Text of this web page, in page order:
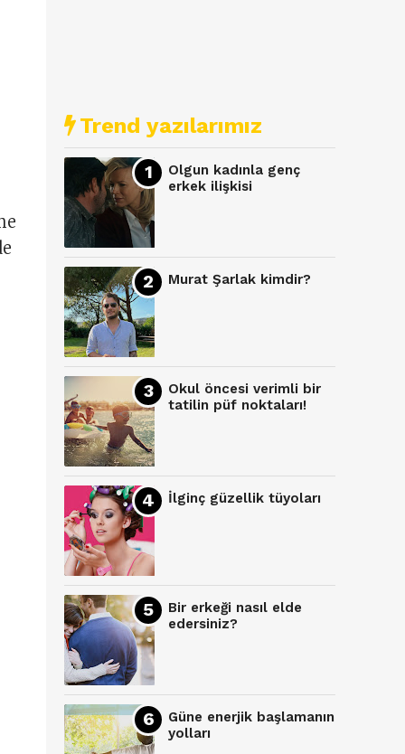
Trend yazılarımız
Olgun kadınla genç
erkek ilişkisi
Murat Şarlak kimdir?
Okul öncesi verimli bir
tatilin püf noktaları!
İlginç güzellik tüyoları
Bir erkeği nasıl elde
edersiniz?
Güne enerjik başlamanın
yolları